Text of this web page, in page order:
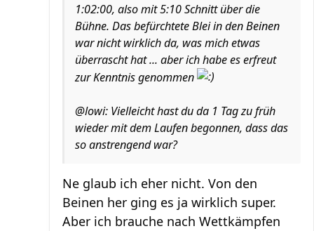
1:02:00, also mit 5:10 Schnitt über die
Bühne. Das befürchtete Blei in den Beinen
war nicht wirklich da, was mich etwas
überrascht hat ... aber ich habe es erfreut
zur Kenntnis genommen
@lowi: Vielleicht hast du da 1 Tag zu früh
wieder mit dem Laufen begonnen, dass das
so anstrengend war?
Ne glaub ich eher nicht. Von den
Beinen her ging es ja wirklich super.
Aber ich brauche nach Wettkämpfen